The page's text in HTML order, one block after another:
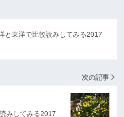
と東洋で比較読みしてみる2017
次の記事
みしてみる2017